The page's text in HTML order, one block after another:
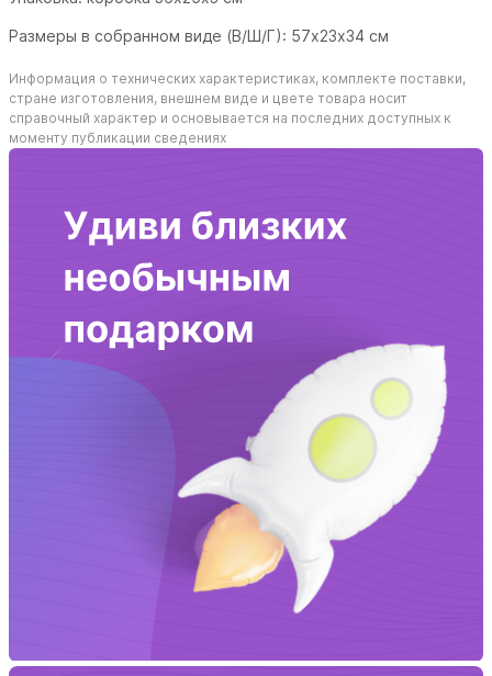
Размеры в собранном виде (В/Ш/Г): 57х23х34 см
Информация о технических характеристиках, комплекте поставки,
стране изготовления, внешнем виде и цвете товара носит
справочный характер и основывается на последних доступных к
моменту публикации сведениях